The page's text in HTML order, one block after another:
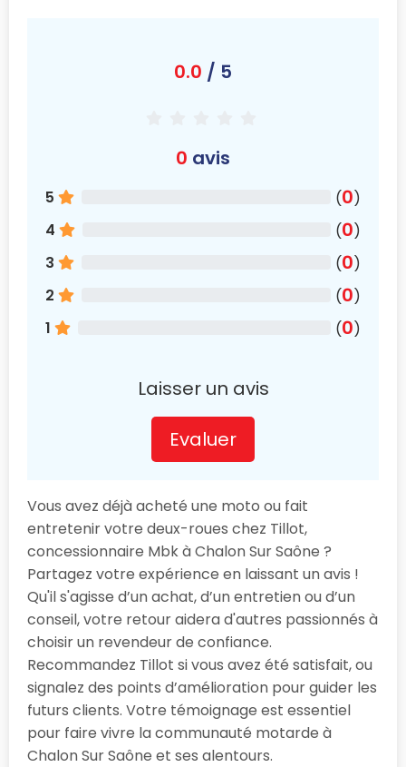
0.0 / 5
0 avis
5 (0)
4
(0)
3
(0)
2
(0)
1
(0)
Laisser un avis
Evaluer
Vous avez déjà acheté une moto ou fait
entretenir votre deux-roues chez Tillot,
concessionnaire Mbk à Chalon Sur Saône ?
Partagez votre expérience en laissant un avis !
Qu'il s'agisse d’un achat, d’un entretien ou d’un
conseil, votre retour aidera d'autres passionnés à
choisir un revendeur de confiance.
Recommandez Tillot si vous avez été satisfait, ou
signalez des points d’amélioration pour guider les
futurs clients. Votre témoignage est essentiel
pour faire vivre la communauté motarde à
Chalon Sur Saône et ses alentours.